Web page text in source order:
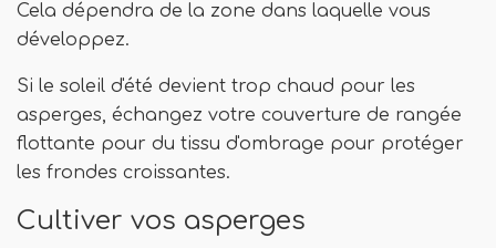
Cela dépendra de la zone dans laquelle vous
développez.
Si le soleil d'été devient trop chaud pour les
asperges, échangez votre couverture de rangée
flottante pour du tissu d'ombrage pour protéger
les frondes croissantes.
Cultiver vos asperges